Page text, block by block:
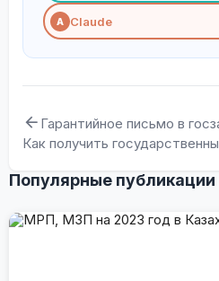
A Claude
Гарантийное письмо в
Как получить
Популярные публикации